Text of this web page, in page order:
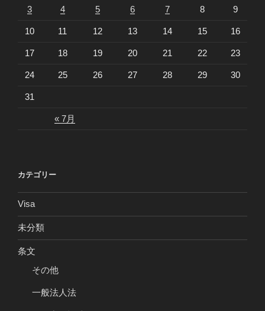
« 7月
3 4 5 6 7 8 9
10 11 12 13 14 15 16
17 18 19 20 21 22 23
24 25 26 27 28 29 30
31
カテゴリー
Visa
未分類
条文
その他
一般法人法